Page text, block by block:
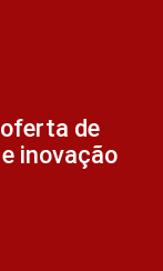
de
inovação